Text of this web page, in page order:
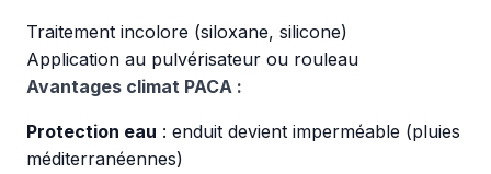
Traitement incolore (siloxane, silicone)
Application au pulvérisateur ou rouleau
Avantages climat PACA :
Protection eau : enduit devient imperméable (pluies
méditerranéennes)